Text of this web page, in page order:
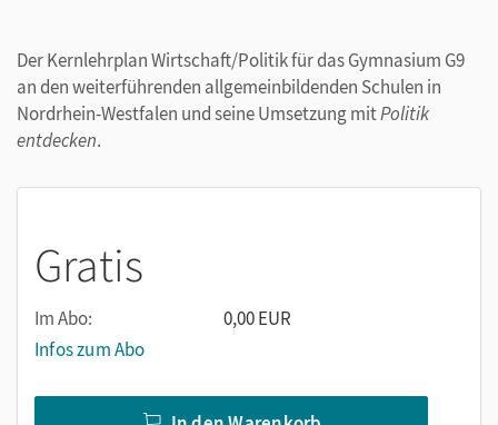
Der Kernlehrplan Wirtschaft/Politik für das Gymnasium G9
an den weiterführenden allgemeinbildenden Schulen in
Nordrhein-Westfalen und seine Umsetzung mitPolitik
entdecken.
Gratis
Im Abo:
0,00 EUR
Infos zum Abo